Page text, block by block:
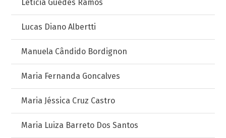
Letícia Guedes Ramos
Lucas Diano Albertti
Manuela Cândido Bordignon
Maria Fernanda Goncalves
Maria Jéssica Cruz Castro
Maria Luiza Barreto Dos Santos